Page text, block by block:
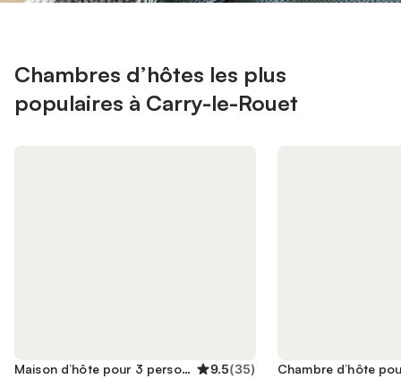
Chambres d’hôtes les plus
populaires à Carry-le-Rouet
Maison d’hôte pour 3 personnes 9.5(35)